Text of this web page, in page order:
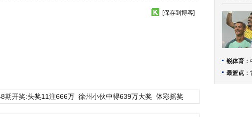
[保存到博客]
期开奖:头奖11注666万 徐州小伙中得639万大奖 体彩摇奖
锐体育 ：
最篮点 ：